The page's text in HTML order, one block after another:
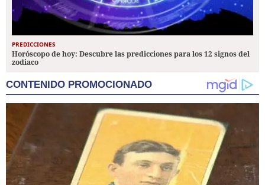
PREDICCIONES
Horóscopo de hoy: Descubre las predicciones para los 12 signos del
zodiaco
CONTENIDO PROMOCIONADO